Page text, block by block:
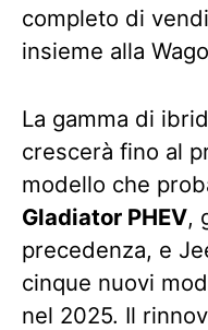
completo di
insieme alla
La gamma di
crescerà fino al
modello che
Gladiator PHEV,
precedenza, e
cinque nuovi
nel 2025. Il